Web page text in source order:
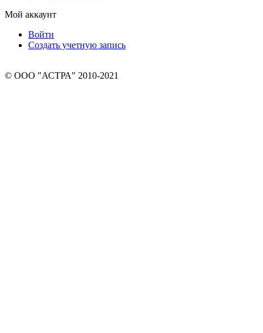
Мой аккаунт
Войти
Создать учетную запись
© ООО "АСТРА" 2010-2021